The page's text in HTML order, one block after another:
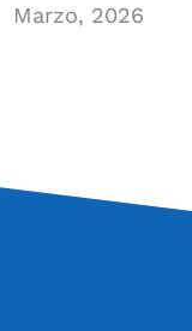
Marzo, 2026